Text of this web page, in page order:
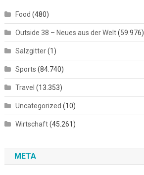
Food (480)
Outside 38 – Neues aus der Welt(59.976)
Salzgitter(1)
Sports (84.740)
Travel (13.353)
Uncategorized (10)
Wirtschaft(45.261)
META